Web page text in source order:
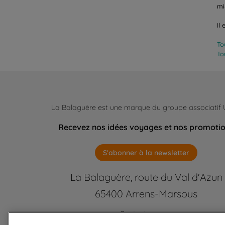
Il
La Balaguère est une marque du groupe associatif
Recevez nos idées voyages et nos
S'abonner à la newsletter
La Balaguère, route du Val d'Azun
65400 Arrens-Marsous
Contactez-nous